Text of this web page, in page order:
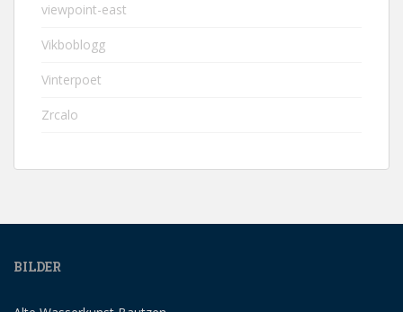
viewpoint-east
Vikboblogg
Vinterpoet
Zrcalo
BILDER